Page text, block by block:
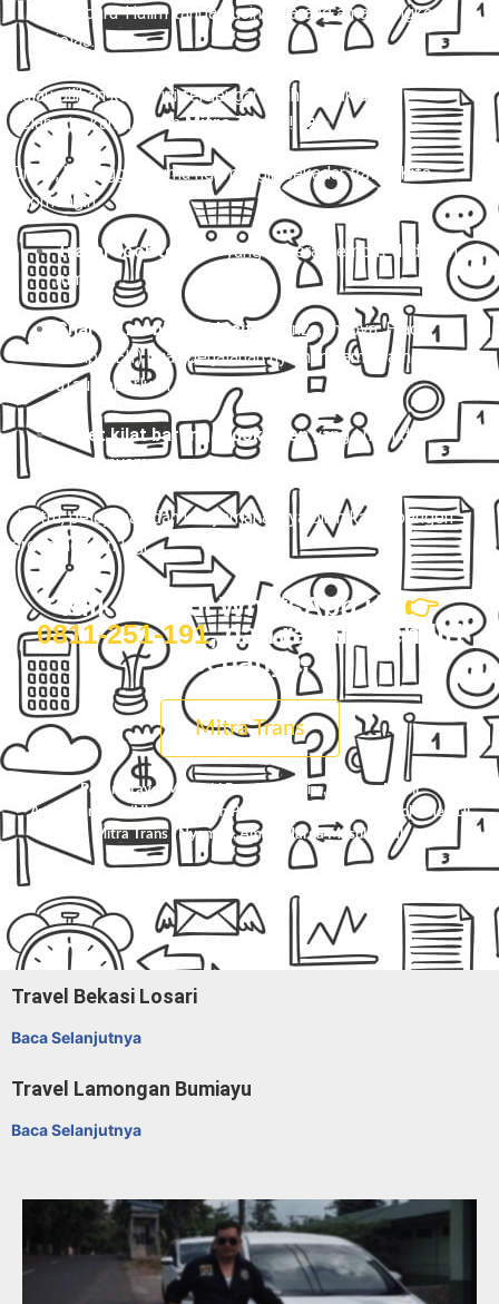
Bandara-Halim tanpa pusing, barang aman, ongkos
jelas.
Kalau pilihan kedua ini terdengar lebih masuk akal,
selamat… kamu butuhMitra Trans ! 🚐✨
Di sini, kita nggak cuma ngomongin sekadartravel
. Kita
ngomongin:
Travel door to dooryang beneran jemput di depan
rumah.
Charter mobil eksklusif(Avanza, Innova, Hiace,
sampai Elf) buat perjalanan nyaman, rame-rame,
atau keperluan pribadi.
Paket kilat barang & dokumenyang aman dan
cepat nyampe.
Justru, pelayanan dan kenyamanannya bikin kamu pengen
order lagi dan lagi.
Klik tombol WhatsApp ini 👉
0811-251-191, dan rasain sendiri
bedanya.
Mitra Trans
Pesan Travel Mungkid Bandara-Halim, Charter Mobil
Avanza/Innova/Hiace/Elf, Dan Paket Kilat Barang Atau Dokumen Di
Mitra Trans. Nyaman, Aman, Harga Masuk Akal.
Travel Bekasi Losari
Baca Selanjutnya
Travel Lamongan Bumiayu
Baca Selanjutnya